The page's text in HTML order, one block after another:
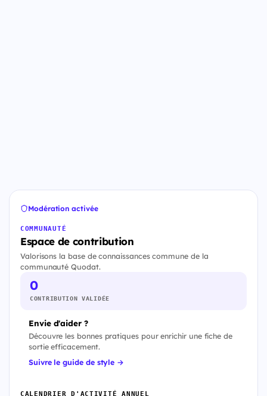
Modération activée
COMMUNAUTÉ
Espace de contribution
Valorisons la base de connaissances commune de la
communauté Quodat.
0
CONTRIBUTION VALIDÉE
Envie d'aider ?
Découvre les bonnes pratiques pour enrichir une fiche de
sortie efficacement.
Suivre le guide de style →
CALENDRIER D'ACTIVITÉ ANNUEL